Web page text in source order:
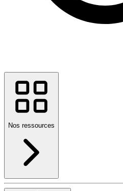
Nos ressources